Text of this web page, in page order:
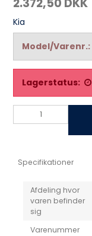
2.372,50 DKK
Kia
Model/Varenr.:
Lagerstatus:
Specifikationer
Afdeling hvor
varen befinder
sig
Varenummer